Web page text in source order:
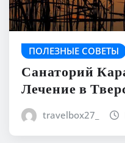
ПОЛЕЗНЫЕ СОВЕТЫ
Санаторий
Лечение в
travelbox27_